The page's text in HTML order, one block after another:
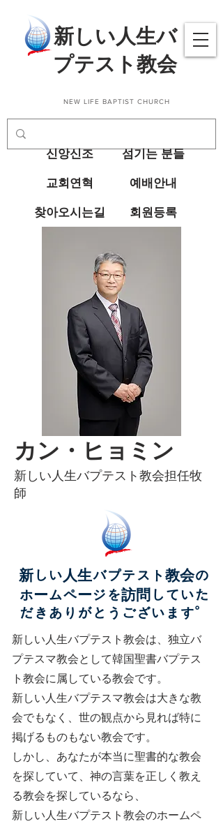
​新しい人生バ
プテスト教会
NEW LIFE BAPTIST CHURCH
신앙신조
섬기는 분들
교회연혁
예배안내
찾아오시는길
회원등록
カン・ヒョミン
新しい人生バプテスト教会担任牧
師
新しい人生バプテスト教会の
ホームページを訪問していた
だきありがとうございます。
新しい人生バプテスト教会は、独立バ
プテスマ教会として韓国聖書バプテス
ト教会に属している教会です。
新しい人生バプテスマ教会は大きな教
会でもなく、世の観点から見れば特に
掲げるものもない教会です。
しかし、あなたが本当に聖書的な教会
を探していて、神の言葉を正しく教え
る教会を探しているなら、
新しい人生バプテスト教会のホームペ